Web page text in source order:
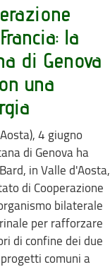
la
di Genova
una
4 giugno
di Genova ha
in Valle d'Aosta,
di Cooperazione
bilaterale
per rafforzare
di confine dei due
comuni a